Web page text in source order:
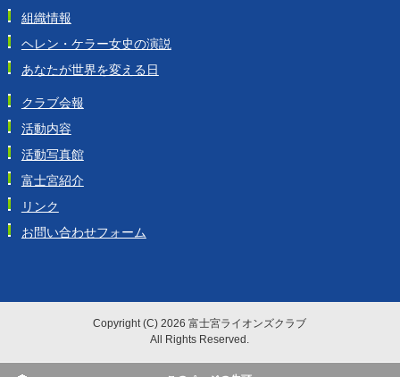
組織情報
ヘレン・ケラー女史の演説
あなたが世界を変える日
クラブ会報
活動内容
活動写真館
富士宮紹介
リンク
お問い合わせフォーム
Copyright (C) 2026 富士宮ライオンズクラブ
All Rights Reserved.